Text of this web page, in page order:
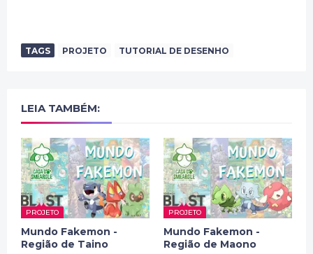
TAGS PROJETO TUTORIAL DE DESENHO
LEIA TAMBÉM:
PROJETO
Mundo Fakemon -
Região de Taino
PROJETO
Mundo Fakemon -
Região de Maono